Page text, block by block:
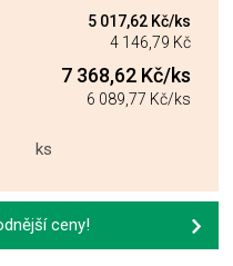
5 017,62 Kč/ks
4 146,79 Kč
7 368,62 Kč/ks
6 089,77 Kč/ks
ks
ceny!